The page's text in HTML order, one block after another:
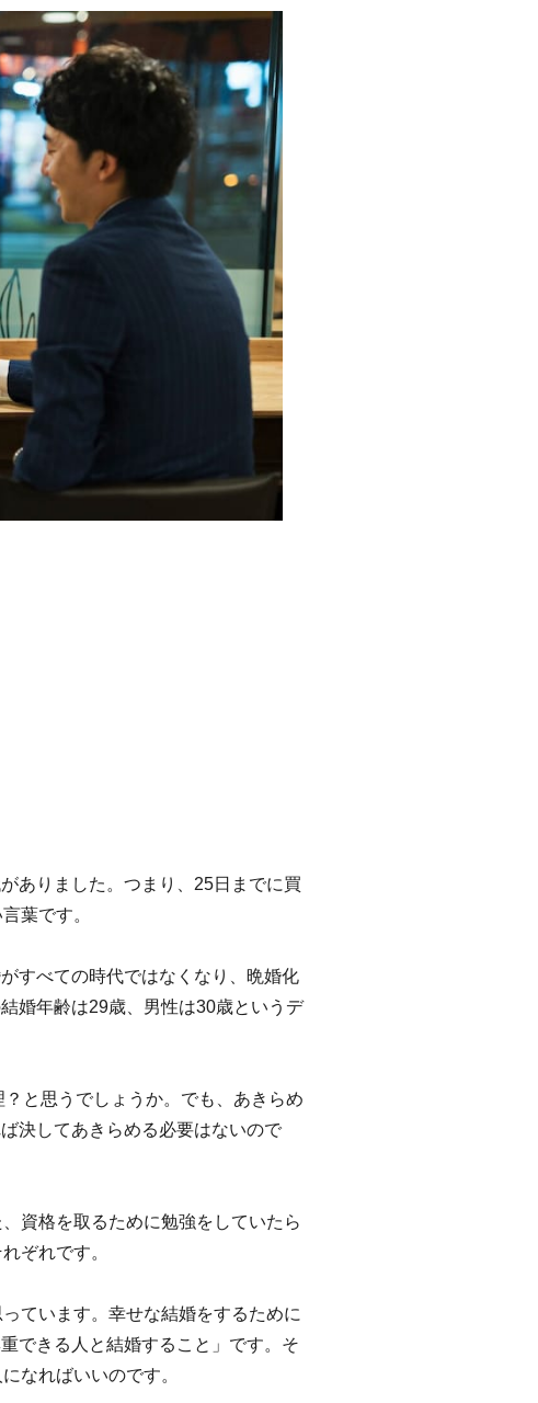
ありました。つまり、25日までに買
葉です。
すべての時代ではなくなり、晩婚化
婚年齢は29歳、男性は30歳というデ
と思うでしょうか。でも、あきらめ
決してあきらめる必要はないので
資格を取るために勉強をしていたら
ぞれです。
ています。幸せな結婚をするために
できる人と結婚すること」です。そ
なればいいのです。